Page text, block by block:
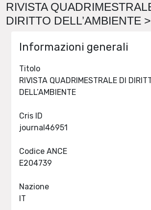
RIVISTA
DIRITTO DELL’AMBIENTE
Informazioni generali
Titolo
RIVISTA QUADRIMESTRALE DI
Cris ID
Codice ANCE
Nazione